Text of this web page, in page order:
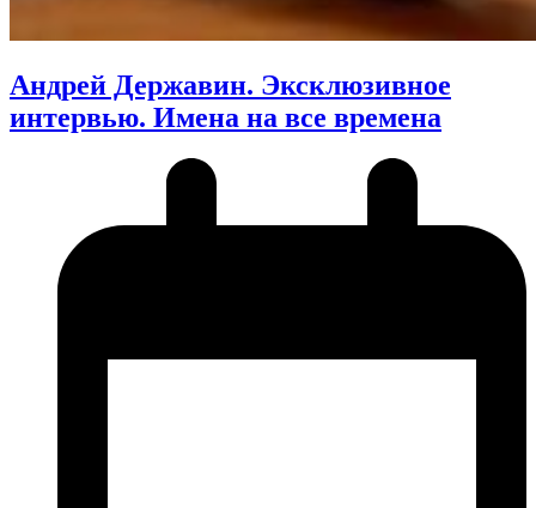
Андрей Державин. Эксклюзивное
интервью. Имена на все времена